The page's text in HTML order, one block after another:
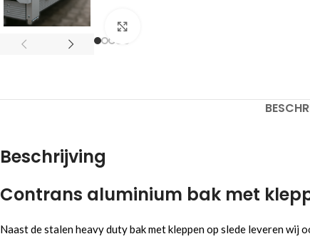
Beschrijving
Contrans aluminium bak met
Naast de stalen heavy duty bak met kleppen op slede leveren wij